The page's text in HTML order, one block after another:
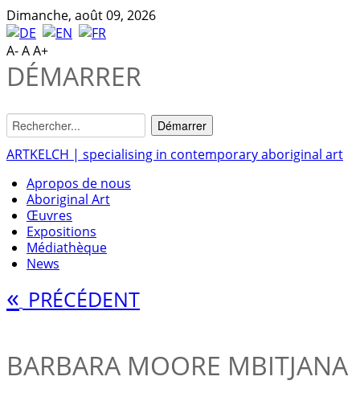
Dimanche, août 09, 2026
A-AA+
DÉMARRER
ARTKELCH | specialising in contemporary aboriginal art
Apropos de nous
Aboriginal Art
Œuvres
Expositions
Médiathèque
News
« PRÉCÉDENT
BARBARA MOORE MBITJANA